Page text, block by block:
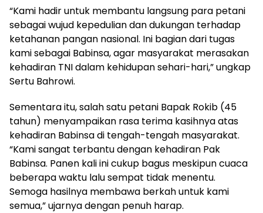
“Kami hadir untuk membantu langsung para petani
sebagai wujud kepedulian dan dukungan terhadap
ketahanan pangan nasional. Ini bagian dari tugas
kami sebagai Babinsa, agar masyarakat merasakan
kehadiran TNI dalam kehidupan sehari-hari,” ungkap
Sertu Bahrowi.
Sementara itu, salah satu petani Bapak Rokib (45
tahun) menyampaikan rasa terima kasihnya atas
kehadiran Babinsa di tengah-tengah masyarakat.
“Kami sangat terbantu dengan kehadiran Pak
Babinsa. Panen kali ini cukup bagus meskipun cuaca
beberapa waktu lalu sempat tidak menentu.
Semoga hasilnya membawa berkah untuk kami
semua,” ujarnya dengan penuh harap.